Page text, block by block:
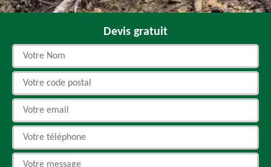
Devis gratuit